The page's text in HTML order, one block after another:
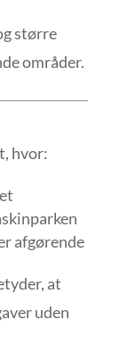
større
områder.
hvor:
afgørende
at
uden